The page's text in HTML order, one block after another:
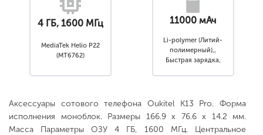
4 ГБ, 1600 МГц
MediaTek Helio P22
(MT6762)
11000 мАч
Li-polymer (Литий-
полимерный),,
Быстрая зарядка,
Аксессуары сотового телефона Oukitel K13 Pro. Форма
исполнения моноблок. Размеры 166.9 x 76.6 x 14.2 мм.
Масса Параметры ОЗУ 4 ГБ, 1600 МГц. Центральное